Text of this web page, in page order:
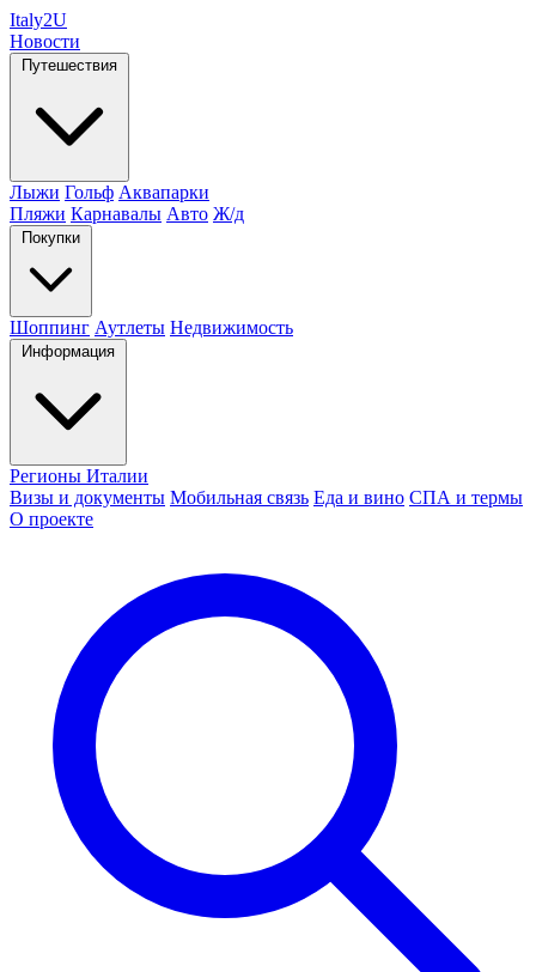
Italy2U
Новости
Путешествия
Лыжи Гольф Аквапарки
Пляжи Карнавалы Авто Ж/д
Покупки
Шоппинг Аутлеты Недвижимость
Информация
Регионы Италии
Визы и документы Мобильная связь Еда и вино СПА и термы
О проекте